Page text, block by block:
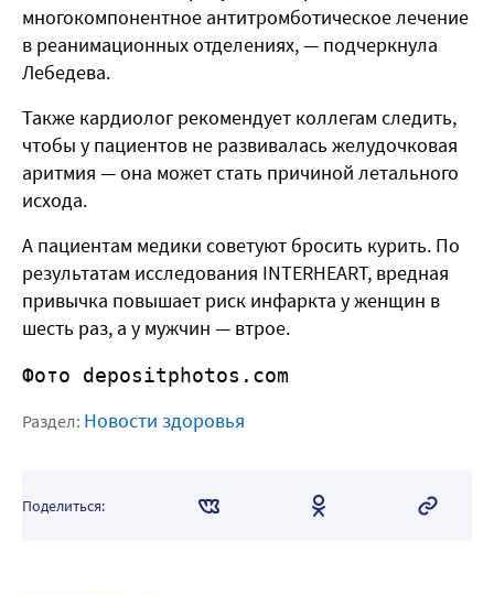
многокомпонентное антитромботическое лечение
в реанимационных отделениях, — подчеркнула
Лебедева.
Также кардиолог рекомендует коллегам следить,
чтобы у пациентов не развивалась желудочковая
аритмия — она может стать причиной летального
исхода.
А пациентам медики советуют бросить курить. По
результатам исследования INTERHEART, вредная
привычка повышает риск инфаркта у женщин в
шесть раз, а у мужчин — втрое.
Фото depositphotos.com
Раздел: Новости здоровья
Поделиться: